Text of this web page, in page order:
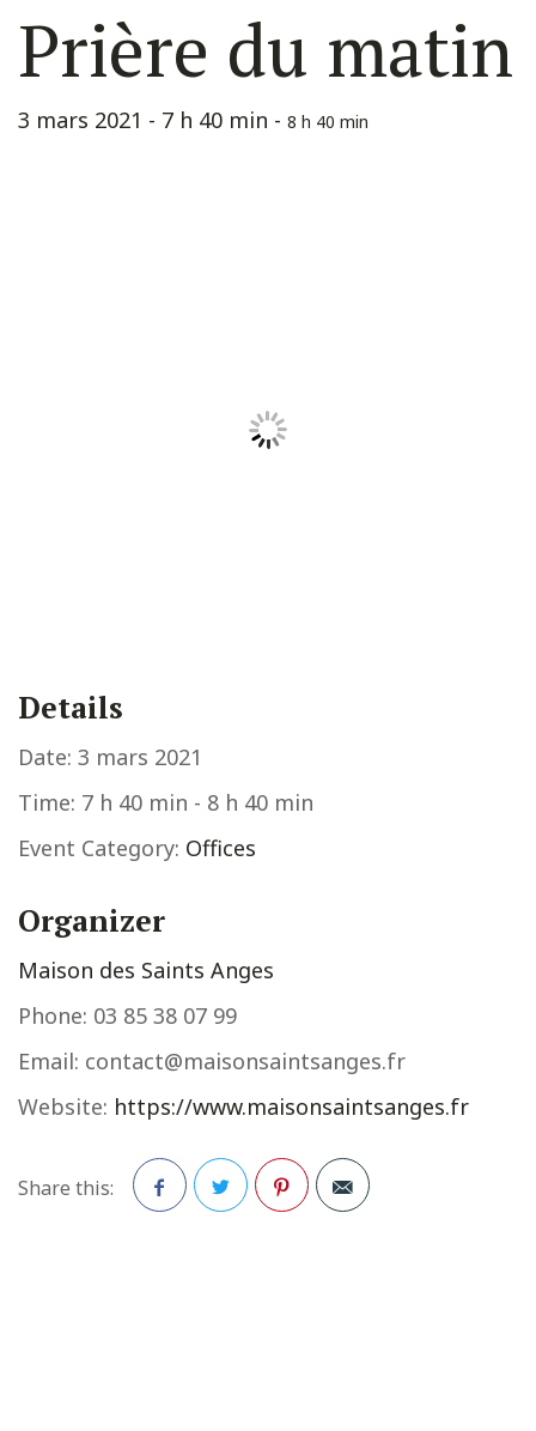
Prière du matin
3 mars 2021 - 7 h 40 min - 8 h 40 min
Details
Date: 3 mars 2021
Time: 7 h 40 min - 8 h 40 min
Event Category: Offices
Organizer
Maison des Saints Anges
Phone: 03 85 38 07 99
Email: contact@maisonsaintsanges.fr
Website: https://www.maisonsaintsanges.fr
Share this: